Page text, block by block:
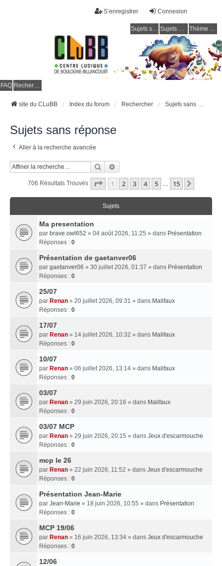
Connexion
S’enregistrer
Sujets sans réponse Sujets actifs Thème clair / foncé
FAQ Rechercher
site du CLuBB Index du forum Rechercher Sujets sans réponse
Sujets sans réponse
Aller à la recherche avancée
Rechercher
706 Résultats Trouvés Page 1Sur
1 2 3 4 5 … 15
Sujets
Ma presentation
par brave.owl652 » 04 août 2026, 11:25 » dans Présentation
Réponses : 0
Présentation de gaetanver06
par gaetanver06 » 30 juillet 2026, 01:37 » dans Présentation
Réponses : 0
25/07
par Renan » 20 juillet 2026, 09:31 » dans Malifaux
Réponses : 0
17/07
par Renan » 14 juillet 2026, 10:32 » dans Malifaux
Réponses : 0
10/07
par Renan » 06 juillet 2026, 13:14 » dans Malifaux
Réponses : 0
03/07
par Renan » 29 juin 2026, 20:16 » dans Malifaux
Réponses : 0
03/07 MCP
par Renan » 29 juin 2026, 20:15 » dans Jeux d'escarmouche
Réponses : 0
mcp le 26
par Renan » 22 juin 2026, 11:52 » dans Jeux d'escarmouche
Réponses : 0
Présentation Jean-Marie
par Jean-Marie » 18 juin 2026, 10:55 » dans Présentation
Réponses : 0
MCP 19/06
par Renan » 16 juin 2026, 13:34 » dans Jeux d'escarmouche
Réponses : 0
12/06